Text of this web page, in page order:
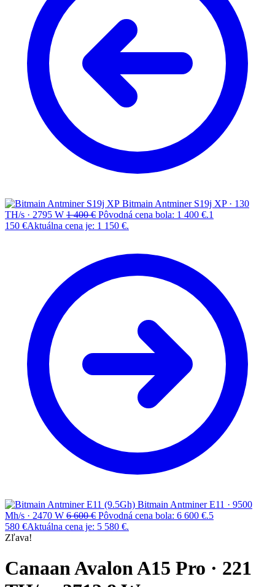
Bitmain Antminer S19j XP · 130
TH/s · 2795 W 1 400€ Pôvodná cena bola: 1 400 €.1
150 €Aktuálna cena je: 1 150 €.
Bitmain Antminer E11 · 9500
Mh/s · 2470 W 6 600€ Pôvodná cena bola: 6 600 €.5
580 €Aktuálna cena je: 5 580 €.
Zľava!
Canaan Avalon A15 Pro · 221